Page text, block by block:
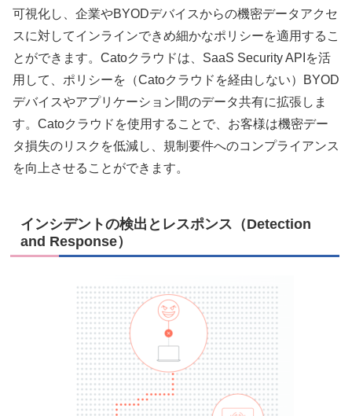
可視化し、企業やBYODデバイスからの機密データアクセ
スに対してインラインできめ細かなポリシーを適用するこ
とができます。Catoクラウドは、SaaS Security APIを活
用して、ポリシーを（Catoクラウドを経由しない）BYOD
デバイスやアプリケーション間のデータ共有に拡張しま
す。Catoクラウドを使用することで、お客様は機密デー
タ損失のリスクを低減し、規制要件へのコンプライアンス
を向上させることができます。
インシデントの検出とレスポンス（Detection
and Response）